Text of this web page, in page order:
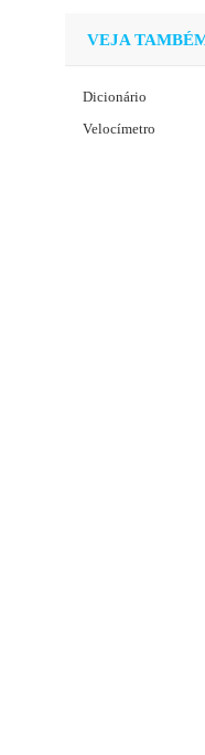
VEJA
Dicionário
Velocímetro